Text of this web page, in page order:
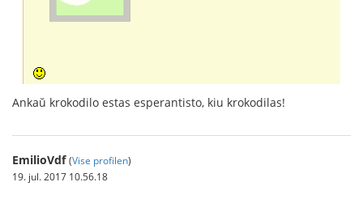
Ankaŭ krokodilo estas esperantisto, kiu krokodilas!
EmilioVdf (Vise profilen)
19. jul. 2017 10.56.18